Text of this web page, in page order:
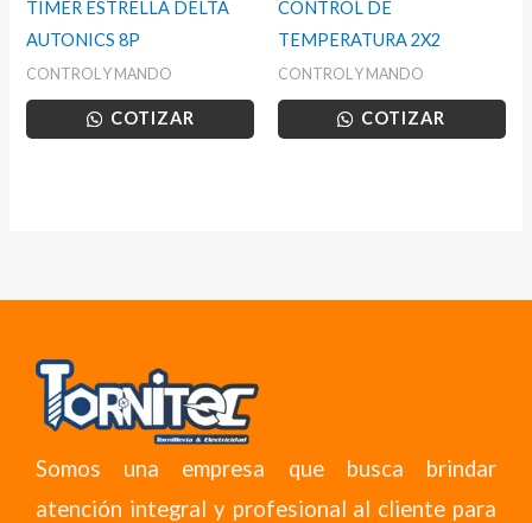
TIMER ESTRELLA DELTA
AUTONICS 8P
CONTROL Y MANDO
COTIZAR
CONTROL DE
TEMPERATURA 2X2
CONTROL Y MANDO
COTIZAR
Somos una empresa que busca brindar
atención integral y profesional al cliente para